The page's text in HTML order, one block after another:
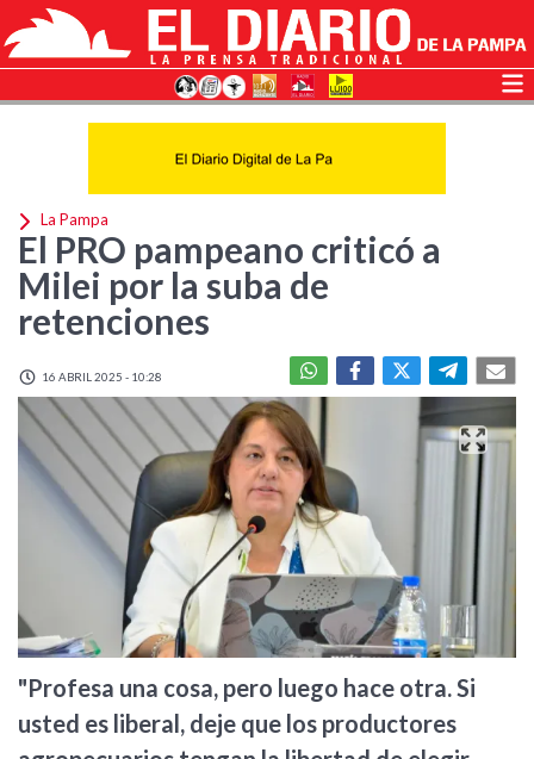
La Pampa
El PRO pampeano criticó a
Milei por la suba de
retenciones
16 ABRIL 2025 - 10:28
"Profesa una cosa, pero luego hace otra. Si
usted es liberal, deje que los productores